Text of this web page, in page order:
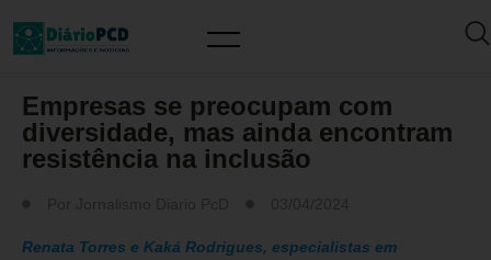
Empresas se preocupam com
diversidade, mas ainda encontram
resistência na inclusão
Renata Torres e Kaká Rodrigues, especialistas em